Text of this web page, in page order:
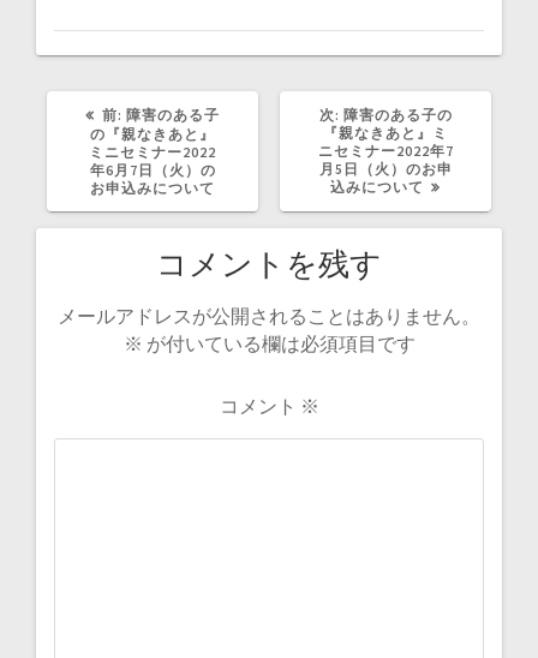
前: 過
去
の
投
稿:
障害のある子
の『親なきあと』
ミニセミナー2022
年6月7日（火）の
お申込みについて
次: 次
の
投
稿:
障害のある子の
『親なきあと』ミ
ニセミナー2022年7
月5日（火）のお申
込みについて
コメントを残す
メールアドレスが公開されることはありません。
※ が付いている欄は必須項目です
コメント ※